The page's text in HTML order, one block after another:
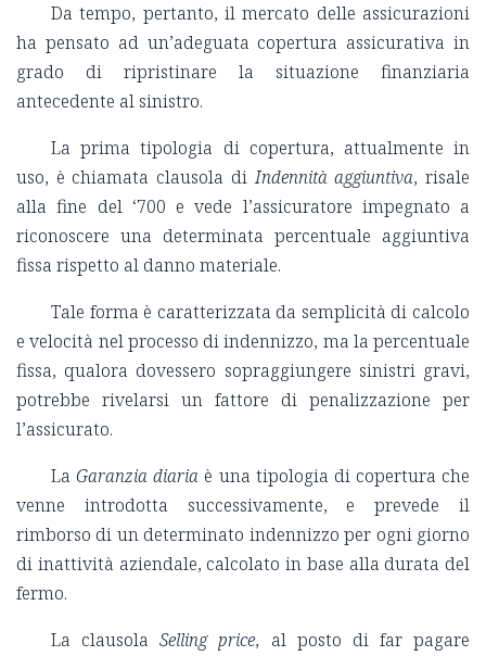
Da tempo, pertanto, il mercato delle assicurazioni
ha pensato ad un’adeguata copertura assicurativa in
grado di ripristinare la situazione finanziaria
antecedente al sinistro.
La prima tipologia di copertura, attualmente in
uso, è chiamata clausola diIndennità aggiuntiva, risale
alla fine del ‘700 e vede l’assicuratore impegnato a
riconoscere una determinata percentuale aggiuntiva
fissa rispetto al danno materiale.
Tale forma è caratterizzata da semplicità di calcolo
e velocità nel processo di indennizzo, ma la percentuale
fissa, qualora dovessero sopraggiungere sinistri gravi,
potrebbe rivelarsi un fattore di penalizzazione per
l’assicurato.
LaGaranzia diaria è una tipologia di copertura che
venne introdotta successivamente, e prevede il
rimborso di un determinato indennizzo per ogni giorno
di inattività aziendale, calcolato in base alla durata del
fermo.
La clausolaSelling price, al posto di far pagare